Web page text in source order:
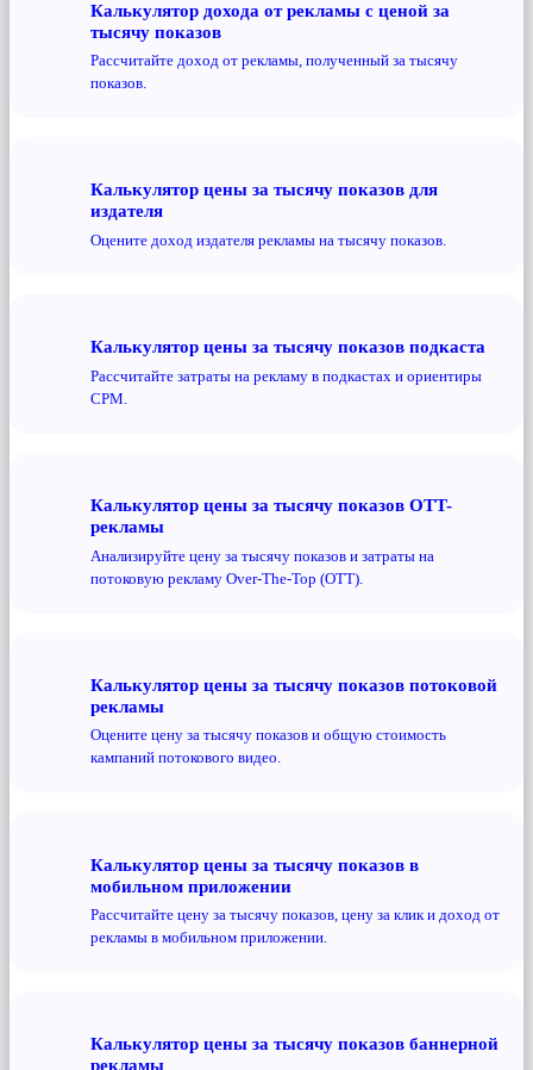
Калькулятор дохода от рекламы с ценой за
тысячу показов
Рассчитайте доход от рекламы, полученный за тысячу
показов.
Калькулятор цены за тысячу показов для
издателя
Оцените доход издателя рекламы на тысячу показов.
Калькулятор цены за тысячу показов подкаста
Рассчитайте затраты на рекламу в подкастах и ​​ориентиры
CPM.
Калькулятор цены за тысячу показов OTT-
рекламы
Анализируйте цену за тысячу показов и затраты на
потоковую рекламу Over-The-Top (OTT).
Калькулятор цены за тысячу показов потоковой
рекламы
Оцените цену за тысячу показов и общую стоимость
кампаний потокового видео.
Калькулятор цены за тысячу показов в
мобильном приложении
Рассчитайте цену за тысячу показов, цену за клик и доход от
рекламы в мобильном приложении.
Калькулятор цены за тысячу показов баннерной
рекламы